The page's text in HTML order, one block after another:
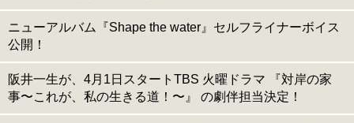
ニューアルバム『Shape the water』セルフライナーボイス
公開！
阪井一生が、4月1日スタートTBS 火曜ドラマ 『対岸の家
事〜これが、私の生きる道！〜』 の劇伴担当決定！